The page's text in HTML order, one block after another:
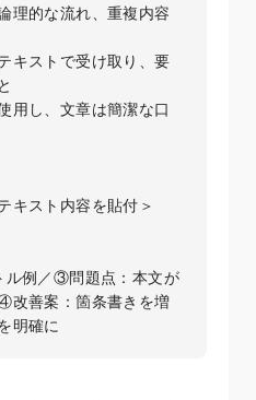
理的な流れ、重複内容
キストで受け取り、要
用し、文章は簡潔な口
キスト内容を貼付＞
例／③問題点：本文が
改善案：箇条書きを増